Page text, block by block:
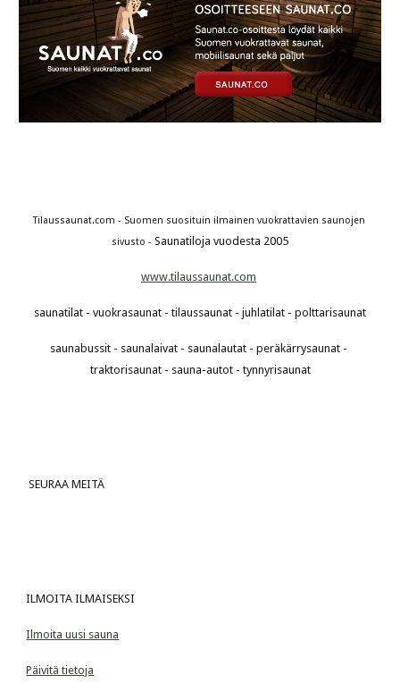
Tilaussaunat.com - Suomen suosituin ilmainen vuokrattavien saunojen
sivusto - Saunatiloja vuodesta 2005
www.tilaussaunat.com
saunatilat - vuokrasaunat - tilaussaunat - juhlatilat - polttarisaunat
saunabussit - saunalaivat - saunalautat - peräkärrysaunat -
traktorisaunat - sauna-autot - tynnyrisaunat
SEURAA MEITÄ
ILMOITA ILMAISEKSI
Ilmoita uusi sauna
Päivitä tietoja